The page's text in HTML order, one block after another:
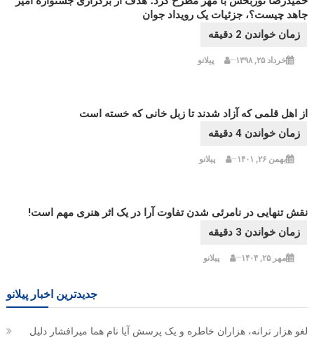
جاهد چیست؟، جزئیات یک رویداد جوان
خرداد ۲۵, ۱۳۹۸ پیلانو
از اهل قلمی که آزاد شدند تا زبل خانی که خسته است
بهمن ۲۶, ۱۴۰۱ پیلانو
نقش تنهایی در نامرئی شدن تفاوت آرا در یک اثر هنری مهم است!
مهر ۲۵, ۱۴۰۴ پیلانو
جدیدترین اخبار پیلانو
لغو هزار ترانه، هزاران خاطره و یک پرسش آیا نام هما میرافشار دلیل